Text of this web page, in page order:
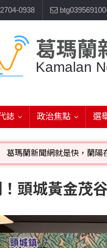
0938
葛瑪蘭
Kamalan
誌 政治焦點 選
葛瑪蘭新聞網就是快，蘭陽
頭城黃金茂